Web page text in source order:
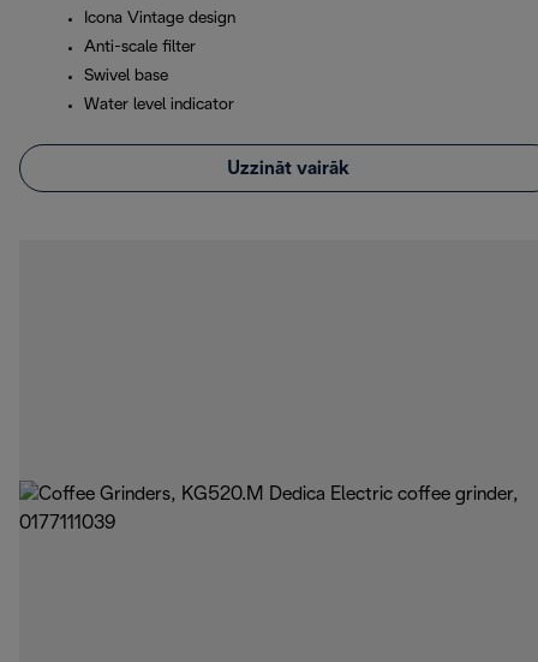
Icona Vintage design
Anti-scale filter
Swivel base
Water level indicator
Uzzināt vairāk